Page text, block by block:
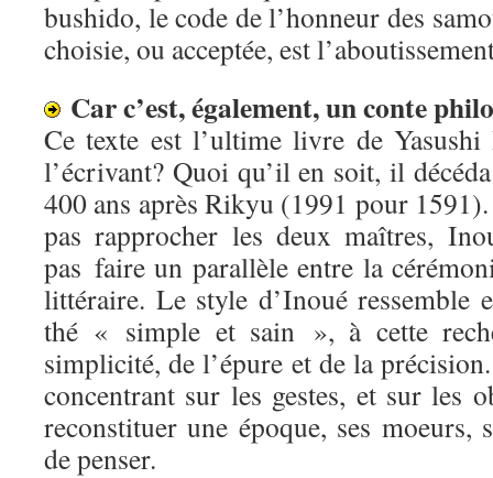
bushido, le code de l’honneur des
choisie, ou acceptée, est
Car c’est, également, un conte
Ce texte est l’ultime livre de
l’écrivant? Quoi qu’il en soit, il
400 ans après Rikyu (1991 pour
pas rapprocher les deux maîtres,
pas faire un parallèle entre la
littéraire. Le style d’Inoué ressemble
thé « simple et sain », à cette
simplicité, de l’épure et de la
concentrant sur les gestes, et sur les
reconstituer une époque, ses moeurs,
de penser.